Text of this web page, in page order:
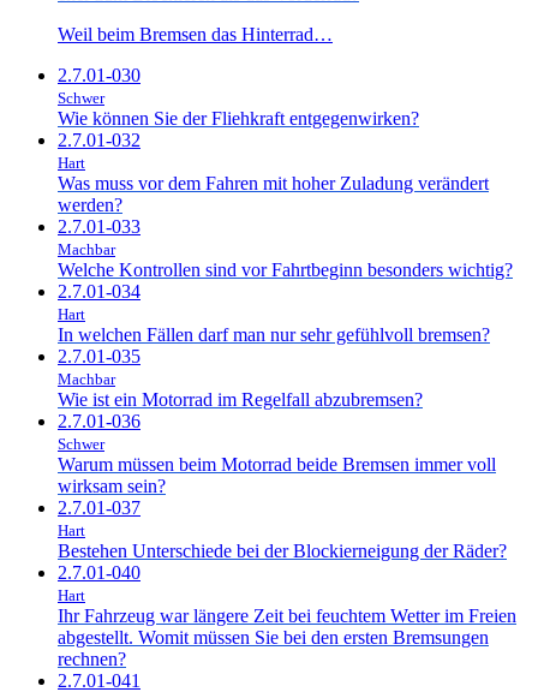
Weil beim Bremsen das Hinterrad…
2.7.01-030
Schwer
Wie können Sie der Fliehkraft entgegenwirken?
2.7.01-032
Hart
Was muss vor dem Fahren mit hoher Zuladung verändert
werden?
2.7.01-033
Machbar
Welche Kontrollen sind vor Fahrtbeginn besonders wichtig?
2.7.01-034
Hart
In welchen Fällen darf man nur sehr gefühlvoll bremsen?
2.7.01-035
Machbar
Wie ist ein Motorrad im Regelfall abzubremsen?
2.7.01-036
Schwer
Warum müssen beim Motorrad beide Bremsen immer voll
wirksam sein?
2.7.01-037
Hart
Bestehen Unterschiede bei der Blockierneigung der Räder?
2.7.01-040
Hart
Ihr Fahrzeug war längere Zeit bei feuchtem Wetter im Freien
abgestellt. Womit müssen Sie bei den ersten Bremsungen
rechnen?
2.7.01-041